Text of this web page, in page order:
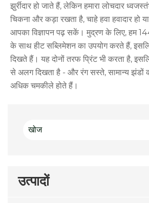
झुर्रीदार हो जाते हैं, लेकिन हमारा लोचदार
चिकना और कड़ा रखता है, चाहे हवा हवादार हो
आपका विज्ञापन पढ़ सकें। मुद्रण के लिए, हम
के साथ हीट सब्लिमेशन का उपयोग करते हैं,
दिखते हैं। यह दोनों तरफ प्रिंट भी करता है,
से अलग दिखता है - और रंग सस्ते, सामान्य झंडों
अधिक चमकीले होते हैं।
उत्पादों